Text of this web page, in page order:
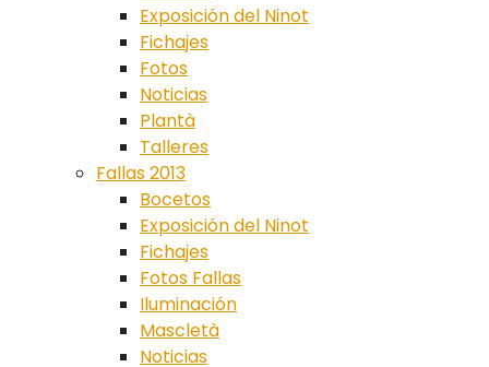
Exposición del Ninot
Fichajes
Fotos
Noticias
Plantà
Talleres
Fallas 2013
Bocetos
Exposición del Ninot
Fichajes
Fotos Fallas
Iluminación
Mascletà
Noticias